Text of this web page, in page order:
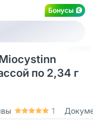
Бонусы
по 2,34 г
1